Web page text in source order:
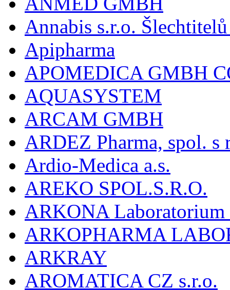
Annabis s.r.o.
Apipharma
APOMEDICA GMBH
AQUASYSTEM
ARCAM GMBH
ARDEZ Pharma, spol. s
Ardio-Medica a.s.
AREKO SPOL.S.R.O.
ARKONA
ARKOPHARMA
ARKRAY
AROMATICA CZ s.r.o.